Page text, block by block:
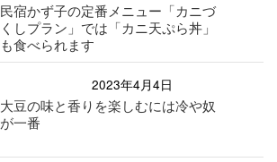
民宿かず子の定番メニュー「カニづ
くしプラン」では「カニ天ぷら丼」
も食べられます
2023年4月4日
大豆の味と香りを楽しむには冷や奴
が一番